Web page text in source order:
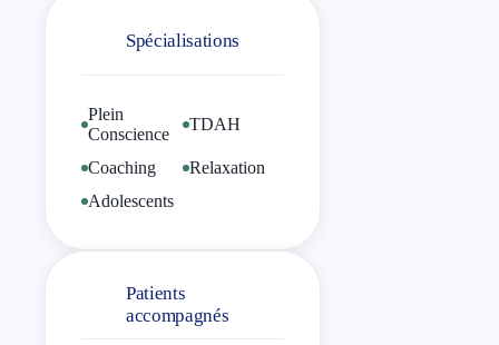
Clinique à l’Université
Peu de temps après mon
différents centres et instituts.
mon diplôme en Psychologie
Spécialisations
Plein
Conscience
TDAH
Coaching
Relaxation
Adolescents
Patients
accompagnés